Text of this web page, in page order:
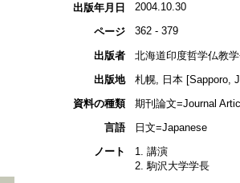
出版年月日 2004.10.30
ページ 362 - 379
出版者
北海道印度哲学仏教
出版地
札幌, 日本 [Sapporo,
資料の種類
期刊論文=Journal
言語
日文=Japanese
ノート
1. 講演
2. 駒沢大学学長